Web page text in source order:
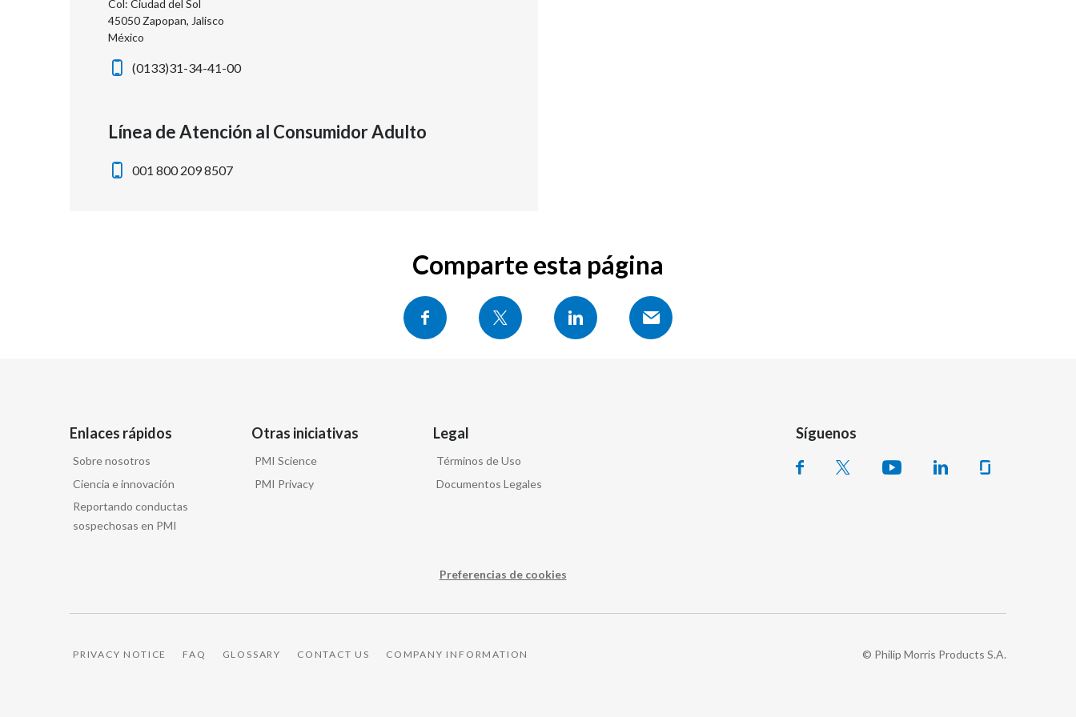
Col: Ciudad del Sol
45050 Zapopan, Jalisco
México
(0133)31-34-41-00
Línea de Atención al Consumidor Adulto
001 800 209 8507
Comparte esta página
Enlaces rápidos
Sobre nosotros
Ciencia e innovación
Reportando conductas
sospechosas en PMI
Otras iniciativas
PMI Science
PMI Privacy
Legal
Términos de Uso
Documentos Legales
Preferencias de cookies
Síguenos
PRIVACY NOTICE FAQ GLOSSARY CONTACT US COMPANY INFORMATION © Philip Morris Products S.A.